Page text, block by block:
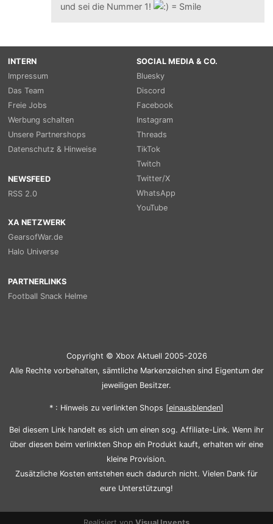
und sei die Nummer 1!
INTERN
Impressum
Das Team
Freie Jobs
Werbung schalten
Unsere Partnershops
Datenschutz & Hinweise
NEWSFEED
RSS 2.0
SOCIAL MEDIA & CO.
Bluesky
Discord
Facebook
Instagram
Threads
TikTok
Twitch
Twitter/X
WhatsApp
YouTube
XA NETZWERK
GearsofWar.de
Halo Universe
PARTNERLINKS
Football Snack Helme
Copyright © Xbox Aktuell 2005-2026
Alle Rechte vorbehalten, sämtliche Markenzeichen sind Eigentum der
jeweiligen Besitzer.
* : Hinweis zu verlinkten Shops [einausblenden]
Bei diesem Link handelt es sich um einen sog. Affiliate-Link. Wenn ihr
über diesen beim verlinkten Shop ein Produkt kauft, erhalten wir eine
kleine Provision.
Zusätzliche Kosten entstehen euch dadurch nicht. Vielen Dank für
eure Unterstützung!